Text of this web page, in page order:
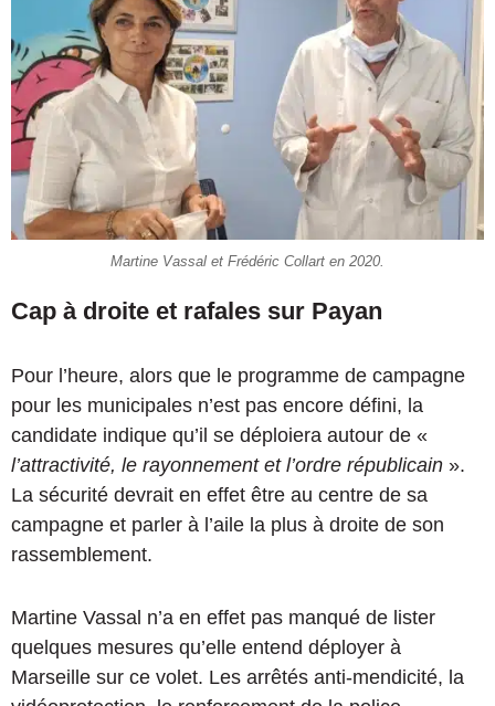
Martine Vassal et Frédéric Collart en 2020.
Cap à droite et rafales sur Payan
Pour l’heure, alors que le programme de campagne
pour les municipales n’est pas encore défini, la
candidate indique qu’il se déploiera autour de «
l’attractivité, le rayonnement et l’ordre républicain ».
La sécurité devrait en effet être au centre de sa
campagne et parler à l’aile la plus à droite de son
rassemblement.
Martine Vassal n’a en effet pas manqué de lister
quelques mesures qu’elle entend déployer à
Marseille sur ce volet. Les arrêtés anti-mendicité, la